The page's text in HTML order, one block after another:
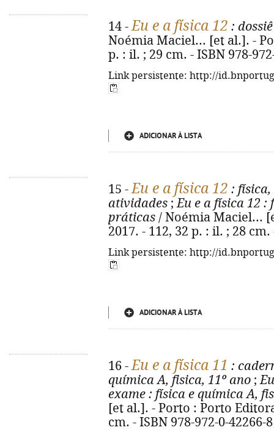
14 -Eu e a física 12 :
Noémia Maciel... [et al.]. -
p. : il. ; 29 cm. - ISBN 978-
Link persistente: http://
ADICIONAR À LISTA
15 -Eu e a física 12 : física,
atividades ;Eu e a física 12 :
práticas / Noémia Maciel...
2017. - 112, 32 p. : il. ; 28
Link persistente: http://
ADICIONAR À LISTA
16 -Eu e a física 11 :
química A, fisica, 11º ano ;
exame : física e química A,
[et al.]. - Porto : Porto
cm. - ISBN 978-972-0-42266-8